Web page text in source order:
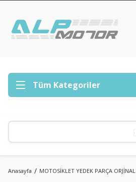
Tüm Kategoriler
Anasayfa MOTOSİKLET YEDEK PARÇA ORJİNAL